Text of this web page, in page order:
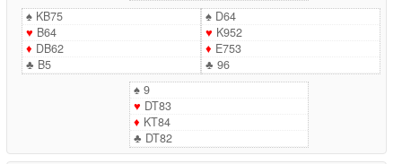
♠KB75
♥ B64
♦ DB62
♣ B5
♠D64
♥ K952
♦ E753
♣ 96
♠9
♥ DT83
♦ KT84
♣ DT82